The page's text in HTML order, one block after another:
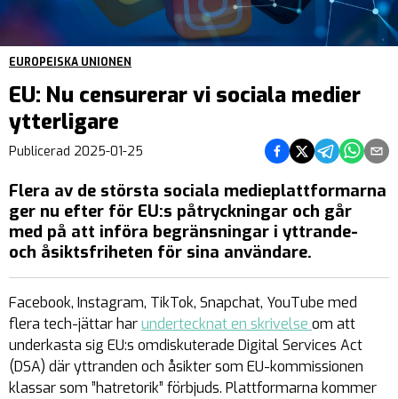
EUROPEISKA UNIONEN
EU: Nu censurerar vi sociala medier
ytterligare
Publicerad 2025-01-25 Dela på Facebook
Dela på Twitter
Dela påDela på
Dela
Flera av de största sociala medieplattformarna
ger nu efter för EU:s påtryckningar och går
med på att införa begränsningar i yttrande-
och åsiktsfriheten för sina användare.
Facebook, Instagram, TikTok, Snapchat, YouTube med
flera tech-jättar harundertecknat en skrivelse om att
underkasta sig EU:s omdiskuterade Digital Services Act
(DSA) där yttranden och åsikter som EU-kommissionen
klassar som ”hatretorik” förbjuds. Plattformarna kommer